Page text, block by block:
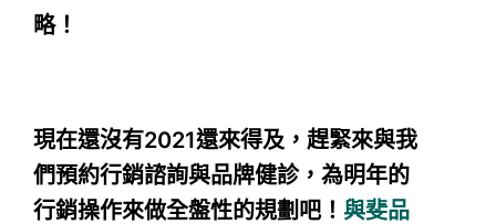
略！
現在還沒有2021還來得及，趕緊來與我
們預約行銷諮詢與品牌健診，為明年的
行銷操作來做全盤性的規劃吧！ 與斐品